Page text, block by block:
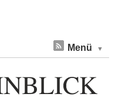
Menü